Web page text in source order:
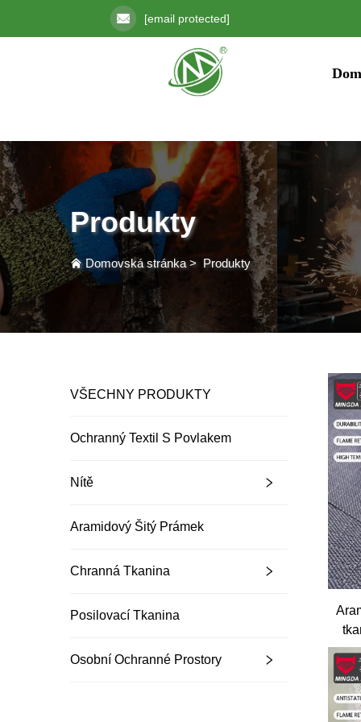
[email protected]
Produkty
Domovská stránka> Produkty
VŠECHNY PRODUKTY
Ochranný Textil S Povlakem
Nítě
Aramidový Šitý Prámek
Chranná Tkanina
Posilovací Tkanina
Osobní Ochranné Prostory